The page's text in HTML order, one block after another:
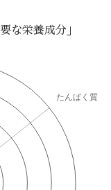
な栄養成分」